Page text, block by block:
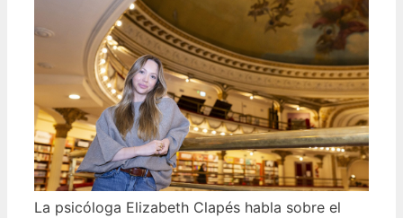
La psicóloga Elizabeth Clapés habla sobre el